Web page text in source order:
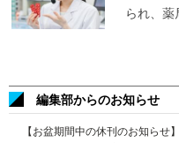
られ、
編集部からのお知らせ
【お盆期間中の休刊のお知ら